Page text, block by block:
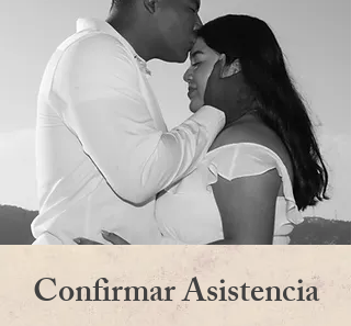
Confirmar Asistencia